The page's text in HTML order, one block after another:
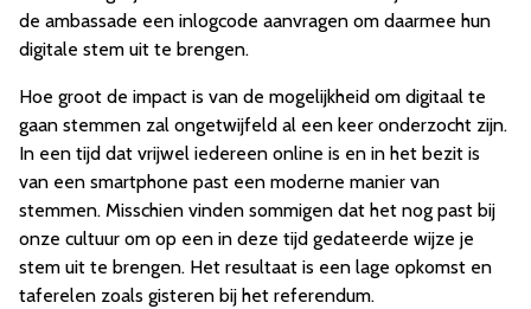
de ambassade een inlogcode aanvragen om daarmee hun
digitale stem uit te brengen.
Hoe groot de impact is van de mogelijkheid om digitaal te
gaan stemmen zal ongetwijfeld al een keer onderzocht zijn.
In een tijd dat vrijwel iedereen online is en in het bezit is
van een smartphone past een moderne manier van
stemmen. Misschien vinden sommigen dat het nog past bij
onze cultuur om op een in deze tijd gedateerde wijze je
stem uit te brengen. Het resultaat is een lage opkomst en
taferelen zoals gisteren bij het referendum.